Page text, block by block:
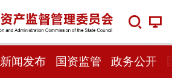
新闻发布 国资监管 政务公开